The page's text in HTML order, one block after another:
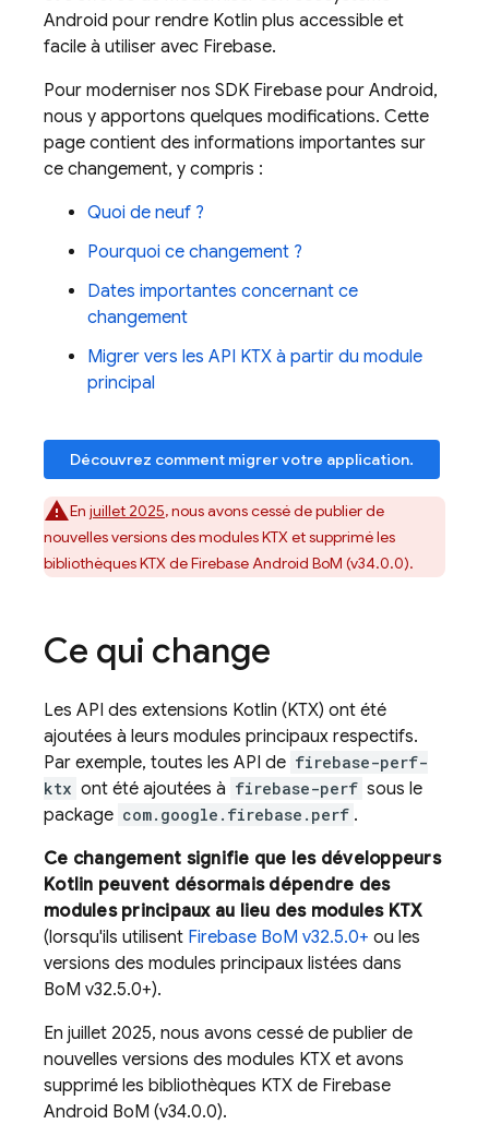
Android pour rendre Kotlin plus accessible et
facile à utiliser avec Firebase.
Pour moderniser nos SDK Firebase pour Android,
nous y apportons quelques modifications. Cette
page contient des informations importantes sur
ce changement, y compris :
Quoi de neuf ?
Pourquoi ce changement ?
Dates importantes concernant ce
changement
Migrer vers les API KTX à partir du module
principal
Découvrez comment migrer votre application.
En juillet 2025, nous avons cessé de publier de
nouvelles versions des modules KTX et supprimé les
bibliothèques KTX deFirebase Android BoM (v34.0.0).
Ce qui change
Les API des extensions Kotlin (KTX) ont été
ajoutées à leurs modules principaux respectifs.
Par exemple, toutes les API de firebase-perf-
ktx ont été ajoutées à firebase-perf sous le
package com.google.firebase.perf .
Ce changement signifie que les développeurs
Kotlin peuvent désormais dépendre des
modules principaux au lieu des modules KTX
(lorsqu'ils utilisent Firebase BoM v32.5.0+ ou les
versions des modules principaux listées dans
BoM v32.5.0+).
En juillet 2025, nous avons cessé de publier de
nouvelles versions des modules KTX et avons
supprimé les bibliothèques KTX de Firebase
Android BoM (v34.0.0).